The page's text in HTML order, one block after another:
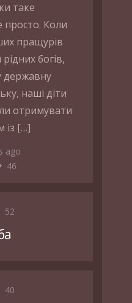
таке
просто. Коли
пращурів
богів,
державну
наші діти
отримувати
із […]
ago
46
52
40